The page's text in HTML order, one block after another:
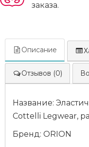
заказа.
Описание
Отзывов (0)
Название:
Cottelli Legwear,
Бренд: ORION